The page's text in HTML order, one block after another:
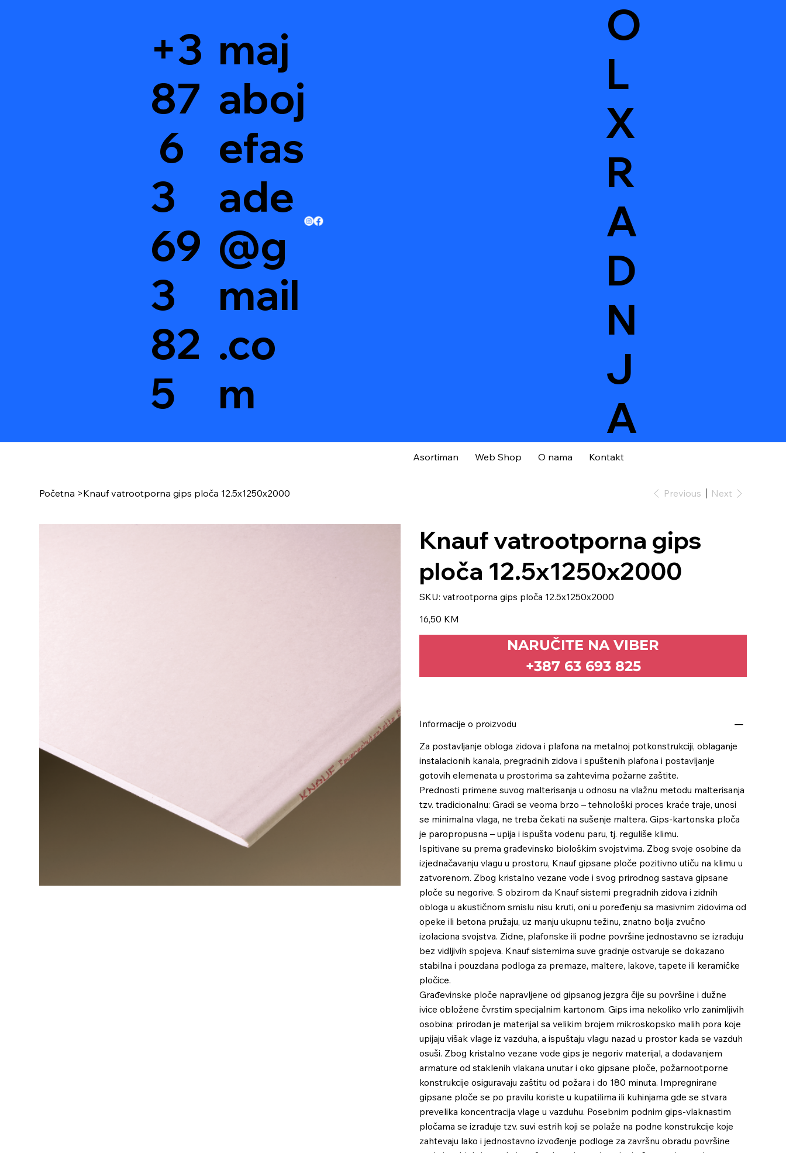
Asortiman Web Shop O nama Kontakt
+3
87
6
3
69
3
82
5
maj
aboj
efas
ade
@g
mail
.co
m
O
L
X
R
A
D
N
J
A
Početna >Knauf vatrootporna gips ploča 12.5x1250x2000 Previous Next
Knauf vatrootporna gips
ploča 12.5x1250x2000
SKU:
SKU
vatrootporna
12.5x1250x2000
vatrootporna gips ploča 12.5x1250x2000
16,50 KM
NARUČITE NA VIBER
+387 63 693 825
Informacije o proizvodu
Za postavljanje obloga zidova i plafona na metalnoj potkonstrukciji, oblaganje
instalacionih kanala, pregradnih zidova i spuštenih plafona i postavljanje
gotovih elemenata u prostorima sa zahtevima požarne zaštite.
Prednosti primene suvog malterisanja u odnosu na vlažnu metodu malterisanja
tzv. tradicionalnu: Gradi se veoma brzo – tehnološki proces kraće traje, unosi
se minimalna vlaga, ne treba čekati na sušenje maltera. Gips-kartonska ploča
je paropropusna – upija i ispušta vodenu paru, tj. reguliše klimu.
Ispitivane su prema građevinsko biološkim svojstvima. Zbog svoje osobine da
izjednačavanju vlagu u prostoru, Knauf gipsane ploče pozitivno utiču na klimu u
zatvorenom. Zbog kristalno vezane vode i svog prirodnog sastava gipsane
ploče su negorive. S obzirom da Knauf sistemi pregradnih zidova i zidnih
obloga u akustičnom smislu nisu kruti, oni u poređenju sa masivnim zidovima od
opeke ili betona pružaju, uz manju ukupnu težinu, znatno bolja zvučno
izolaciona svojstva. Zidne, plafonske ili podne površine jednostavno se izrađuju
bez vidljivih spojeva. Knauf sistemima suve gradnje ostvaruje se dokazano
stabilna i pouzdana podloga za premaze, maltere, lakove, tapete ili keramičke
pločice.
Građevinske ploče napravljene od gipsanog jezgra čije su površine i dužne
ivice obložene čvrstim specijalnim kartonom. Gips ima nekoliko vrlo zanimljivih
osobina: prirodan je materijal sa velikim brojem mikroskopsko malih pora koje
upijaju višak vlage iz vazduha, a ispuštaju vlagu nazad u prostor kada se vazduh
osuši. Zbog kristalno vezane vode gips je negoriv materijal, a dodavanjem
armature od staklenih vlakana unutar i oko gipsane ploče, požarnootporne
konstrukcije osiguravaju zaštitu od požara i do 180 minuta. Impregnirane
gipsane ploče se po pravilu koriste u kupatilima ili kuhinjama gde se stvara
prevelika koncentracija vlage u vazduhu. Posebnim podnim gips-vlaknastim
pločama se izrađuje tzv. suvi estrih koji se polaže na podne konstrukcije koje
zahtevaju lako i jednostavno izvođenje podloge za završnu obradu površine